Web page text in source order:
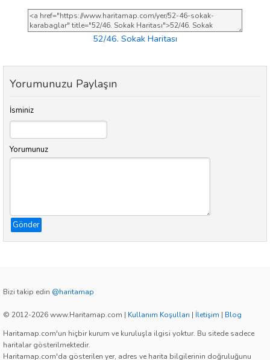
52/46. Sokak Haritası
Yorumunuzu Paylaşın
İsminiz
Yorumunuz
Gönder
Bizi takip edin @haritamap
© 2012-2026 www.Haritamap.com | Kullanım Koşulları | İletişim | Blog
Haritamap.com'un hiçbir kurum ve kuruluşla ilgisi yoktur. Bu sitede sadece
haritalar gösterilmektedir.
Haritamap.com'da gösterilen yer, adres ve harita bilgilerinin doğruluğunu